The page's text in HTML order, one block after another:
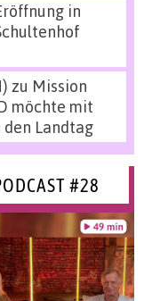
in
zu Mission
möchte mit
Landtag
#28